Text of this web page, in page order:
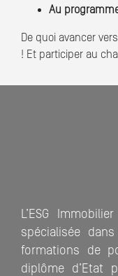
Au
De quoi avancer
! Et participer au
L’ESG
spécialisée
formations de
diplôme d’Etat